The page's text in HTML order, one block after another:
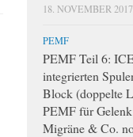
18. NOVEMBER 2017
PEMF
PEMF Teil 6:
integrierten
Block (doppelte
PEMF für
Migräne & Co.